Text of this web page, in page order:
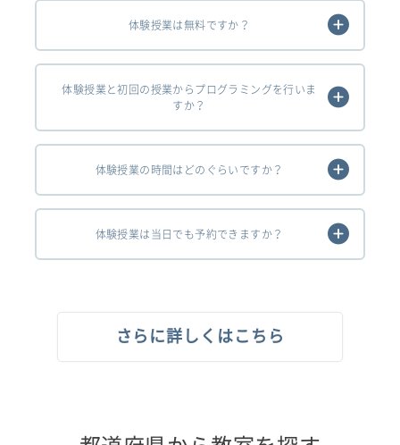
体験授業は無料ですか？
体験授業と初回の授業からプログラミングを行いま
すか？
体験授業の時間はどのぐらいですか？
体験授業は当日でも予約できますか？
さらに詳しくはこちら